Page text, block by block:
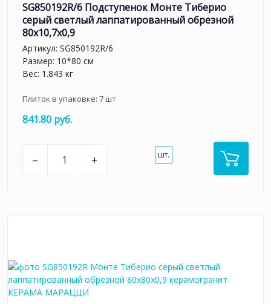
SG850192R/6 Подступенок Монте Тиберио
серый светлый лаппатированный обрезной
80x10,7x0,9
Артикул: SG850192R/6
Размер: 10*80 см
Вес: 1.843 кг
Плиток в упаковке: 7шт
841.80 руб.
– + шт.